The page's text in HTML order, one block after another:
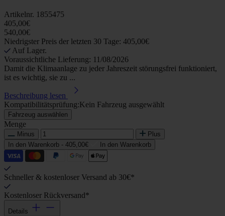
Artikelnr. 1855475
405,00€
540,00€
Niedrigster Preis der letzten 30 Tage: 405,00€
Auf Lager.
Voraussichtliche Lieferung: 11/08/2026
Damit die Klimaanlage zu jeder Jahreszeit störungsfrei funktioniert,
ist es wichtig, sie zu ...
Beschreibung lesen
Kompatibilitätsprüfung:Kein Fahrzeug ausgewählt
Fahrzeug auswählen
Menge
Minus
Plus
In den Warenkorb - 405,00€ In den Warenkorb
Schneller & kostenloser Versand ab 30€*
Kostenloser Rückversand*
Details